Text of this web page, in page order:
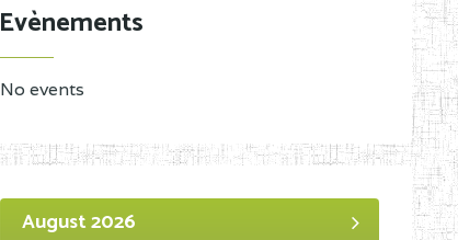
Evènements
No events
August 2026